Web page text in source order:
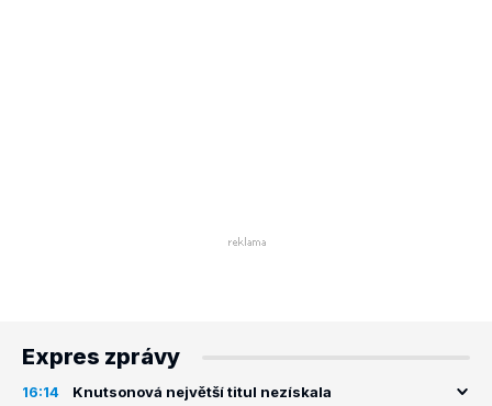
Expres zprávy
16:14 Knutsonová největší titul nezískala